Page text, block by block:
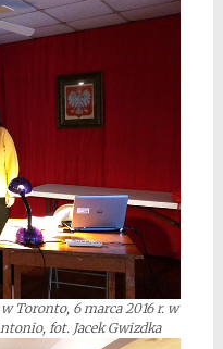
Toronto, 6 marca 2016 r. w
fot. Jacek Gwizdka